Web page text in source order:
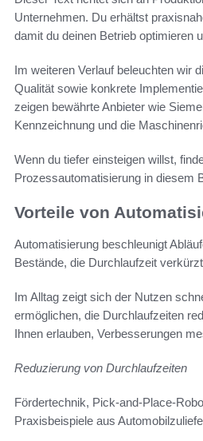
Unternehmen. Du erhältst
damit du deinen Betrieb optimieren
Im weiteren Verlauf beleuchten wir
Qualität sowie konkrete
zeigen bewährte Anbieter wie
Kennzeichnung und die
Wenn du tiefer einsteigen willst,
Prozessautomatisierung in diesem
Vorteile von
Automatisierung beschleunigt
Bestände, die Durchlaufzeit
Im Alltag zeigt sich der Nutzen
ermöglichen, die Durchlaufzeiten
Ihnen erlauben, Verbesserungen
Reduzierung von Durchlaufzeiten
Fördertechnik, Pick-and-Place-
Praxisbeispiele aus